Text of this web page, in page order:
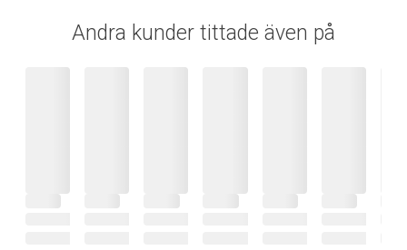
Andra kunder tittade även på